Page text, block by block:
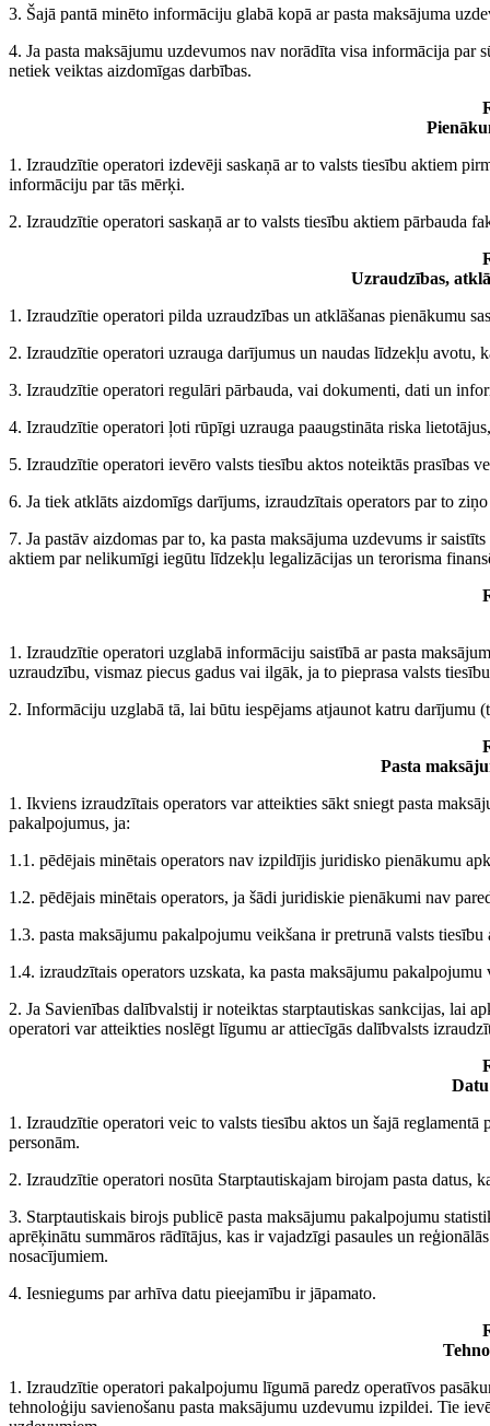
3. Šajā pantā minēto informāciju glabā kopā ar pasta maksājuma
4. Ja pasta maksājumu uzdevumos nav norādīta visa informācija par
netiek veiktas aizdomīgas darbības.
1. Izraudzītie operatori izdevēji saskaņā ar to valsts tiesību aktiem
informāciju par tās mērķi.
2. Izraudzītie operatori saskaņā ar to valsts tiesību aktiem pārbauda
Uzraudzības,
1. Izraudzītie operatori pilda uzraudzības un atklāšanas pienākumu
2. Izraudzītie operatori uzrauga darījumus un naudas līdzekļu avotu,
3. Izraudzītie operatori regulāri pārbauda, vai dokumenti, dati un
4. Izraudzītie operatori ļoti rūpīgi uzrauga paaugstināta riska
5. Izraudzītie operatori ievēro valsts tiesību aktos noteiktās prasības
6. Ja tiek atklāts aizdomīgs darījums, izraudzītais operators par to
7. Ja pastāv aizdomas par to, ka pasta maksājuma uzdevums ir
aktiem par nelikumīgi iegūtu līdzekļu legalizācijas un terorisma
1. Izraudzītie operatori uzglabā informāciju saistībā ar pasta
uzraudzību, vismaz piecus gadus vai ilgāk, ja to pieprasa valsts
2. Informāciju uzglabā tā, lai būtu iespējams atjaunot katru darījumu
Pasta
1. Ikviens izraudzītais operators var atteikties sākt sniegt pasta
pakalpojumus, ja:
1.1. pēdējais minētais operators nav izpildījis juridisko pienākumu
1.2. pēdējais minētais operators, ja šādi juridiskie pienākumi nav
1.3. pasta maksājumu pakalpojumu veikšana ir pretrunā valsts tiesību
1.4. izraudzītais operators uzskata, ka pasta maksājumu pakalpojumu
2. Ja Savienības dalībvalstij ir noteiktas starptautiskas sankcijas, lai
operatori var atteikties noslēgt līgumu ar attiecīgās dalībvalsts
1. Izraudzītie operatori veic to valsts tiesību aktos un šajā
personām.
2. Izraudzītie operatori nosūta Starptautiskajam birojam pasta datus,
3. Starptautiskais birojs publicē pasta maksājumu pakalpojumu
aprēķinātu summāros rādītājus, kas ir vajadzīgi pasaules un
nosacījumiem.
4. Iesniegums par arhīva datu pieejamību ir jāpamato.
1. Izraudzītie operatori pakalpojumu līgumā paredz operatīvos
tehnoloģiju savienošanu pasta maksājumu uzdevumu izpildei. Tie